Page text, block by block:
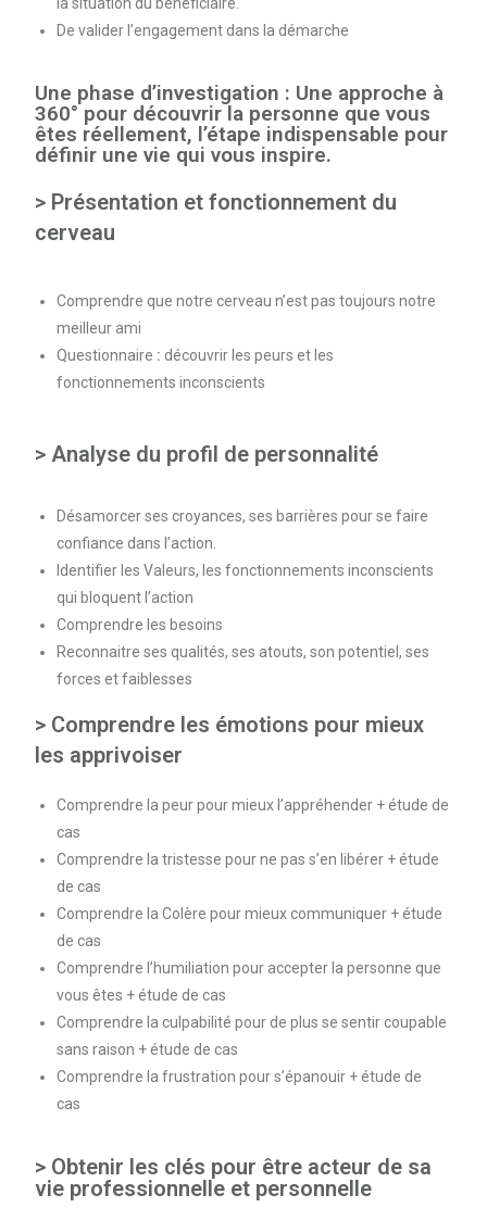
De valider l’engagement dans la démarche
Une phase d’investigation : Une approche à
360° pour découvrir la personne que vous
êtes réellement, l’étape indispensable pour
définir une vie qui vous inspire.
> Présentation et fonctionnement du
cerveau
Comprendre que notre cerveau n’est pas toujours notre
meilleur ami
Questionnaire : découvrir les peurs et les
fonctionnements inconscients
> Analyse du profil de personnalité
Désamorcer ses croyances, ses barrières pour se faire
confiance dans l’action.
Identifier les Valeurs, les fonctionnements inconscients
qui bloquent l’action
Comprendre les besoins
Reconnaitre ses qualités, ses atouts, son potentiel, ses
forces et faiblesses
> Comprendre les émotions pour mieux
les apprivoiser
Comprendre la peur pour mieux l’appréhender + étude de
cas
Comprendre la tristesse pour ne pas s’en libérer + étude
de cas
Comprendre la Colère pour mieux communiquer + étude
de cas
Comprendre l’humiliation pour accepter la personne que
vous êtes + étude de cas
Comprendre la culpabilité pour de plus se sentir coupable
sans raison + étude de cas
Comprendre la frustration pour s’épanouir + étude de
cas
> Obtenir les clés pour être acteur de sa
vie professionnelle et personnelle